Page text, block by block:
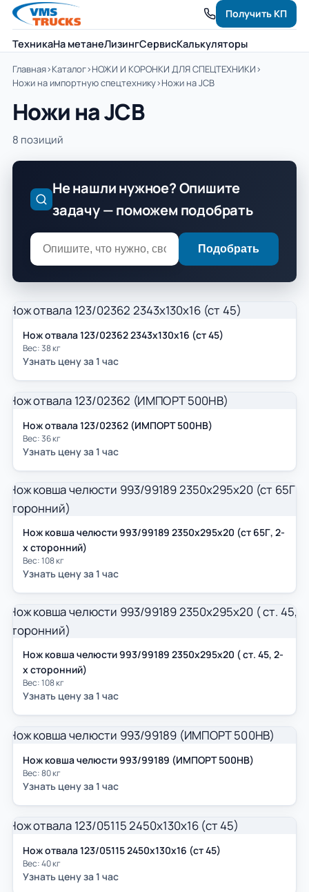
ТехникаНа метанеЛизингСервисКалькуляторы
Получить КП
Главная›Каталог›НОЖИ И КОРОНКИ ДЛЯ СПЕЦТЕХНИКИ›
Ножи на импортную спецтехнику›Ножи на JCB
Ножи на JCB
8 позиций
Не нашли нужное? Опишите
задачу — поможем подобрать
Подобрать
Нож отвала 123/02362 2343х130х16 (ст 45)
Вес: 38 кг
Узнать цену за 1 час
Нож отвала 123/02362 (ИМПОРТ 500НВ)
Вес: 36 кг
Узнать цену за 1 час
Нож ковша челюсти 993/99189 2350х295х20 (ст 65Г, 2-
х сторонний)
Вес: 108 кг
Узнать цену за 1 час
Нож ковша челюсти 993/99189 2350х295х20 ( ст. 45, 2-
х сторонний)
Вес: 108 кг
Узнать цену за 1 час
Нож ковша челюсти 993/99189 (ИМПОРТ 500НВ)
Вес: 80 кг
Узнать цену за 1 час
Нож отвала 123/05115 2450х130х16 (ст 45)
Вес: 40 кг
Узнать цену за 1 час